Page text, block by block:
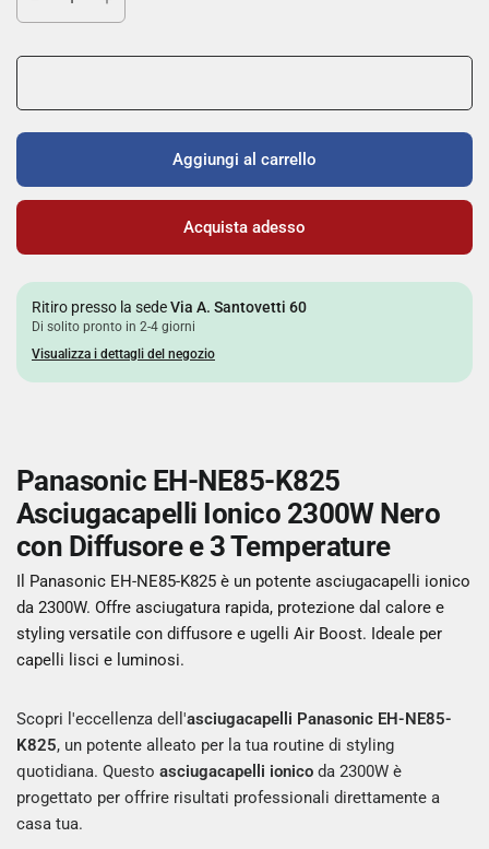
Aggiungi al carrello
Acquista adesso
Ritiro presso la sedeVia A. Santovetti 60
Di solito pronto in 2-4 giorni
Visualizza i dettagli del negozio
Panasonic EH-NE85-K825
Asciugacapelli Ionico 2300W Nero
con Diffusore e 3 Temperature
Il Panasonic EH-NE85-K825 è un potente asciugacapelli ionico
da 2300W. Offre asciugatura rapida, protezione dal calore e
styling versatile con diffusore e ugelli Air Boost. Ideale per
capelli lisci e luminosi.
Scopri l'eccellenza dell'asciugacapelli Panasonic EH-NE85-
K825, un potente alleato per la tua routine di styling
quotidiana. Questoasciugacapelli ionico da 2300W è
progettato per offrire risultati professionali direttamente a
casa tua.